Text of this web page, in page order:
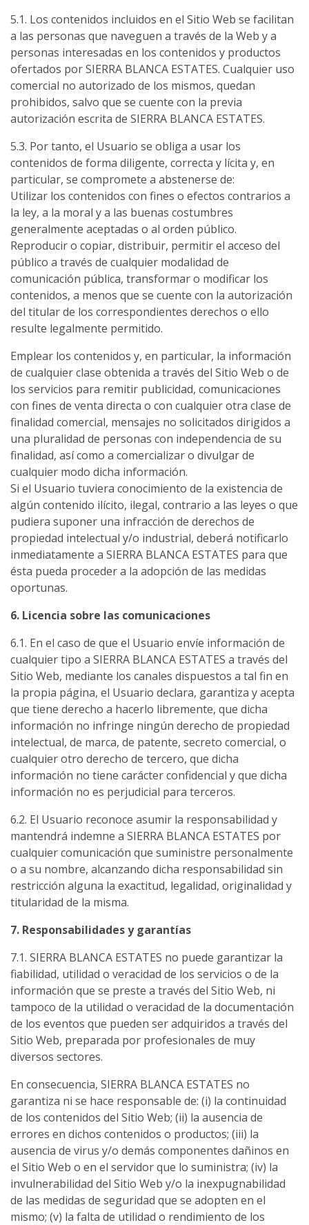
5.1. Los contenidos incluidos en el Sitio Web se facilitan
a las personas que naveguen a través de la Web y a
personas interesadas en los contenidos y productos
ofertados por SIERRA BLANCA ESTATES. Cualquier uso
comercial no autorizado de los mismos, quedan
prohibidos, salvo que se cuente con la previa
autorización escrita de SIERRA BLANCA ESTATES.
5.3. Por tanto, el Usuario se obliga a usar los
contenidos de forma diligente, correcta y lícita y, en
particular, se compromete a abstenerse de:
Utilizar los contenidos con fines o efectos contrarios a
la ley, a la moral y a las buenas costumbres
generalmente aceptadas o al orden público.
Reproducir o copiar, distribuir, permitir el acceso del
público a través de cualquier modalidad de
comunicación pública, transformar o modificar los
contenidos, a menos que se cuente con la autorización
del titular de los correspondientes derechos o ello
resulte legalmente permitido.
Emplear los contenidos y, en particular, la información
de cualquier clase obtenida a través del Sitio Web o de
los servicios para remitir publicidad, comunicaciones
con fines de venta directa o con cualquier otra clase de
finalidad comercial, mensajes no solicitados dirigidos a
una pluralidad de personas con independencia de su
finalidad, así como a comercializar o divulgar de
cualquier modo dicha información.
Si el Usuario tuviera conocimiento de la existencia de
algún contenido ilícito, ilegal, contrario a las leyes o que
pudiera suponer una infracción de derechos de
propiedad intelectual y/o industrial, deberá notificarlo
inmediatamente a SIERRA BLANCA ESTATES para que
ésta pueda proceder a la adopción de las medidas
oportunas.
6. Licencia sobre las comunicaciones
6.1. En el caso de que el Usuario envíe información de
cualquier tipo a SIERRA BLANCA ESTATES a través del
Sitio Web, mediante los canales dispuestos a tal fin en
la propia página, el Usuario declara, garantiza y acepta
que tiene derecho a hacerlo libremente, que dicha
información no infringe ningún derecho de propiedad
intelectual, de marca, de patente, secreto comercial, o
cualquier otro derecho de tercero, que dicha
información no tiene carácter confidencial y que dicha
información no es perjudicial para terceros.
6.2. El Usuario reconoce asumir la responsabilidad y
mantendrá indemne a SIERRA BLANCA ESTATES por
cualquier comunicación que suministre personalmente
o a su nombre, alcanzando dicha responsabilidad sin
restricción alguna la exactitud, legalidad, originalidad y
titularidad de la misma.
7. Responsabilidades y garantías
7.1. SIERRA BLANCA ESTATES no puede garantizar la
fiabilidad, utilidad o veracidad de los servicios o de la
información que se preste a través del Sitio Web, ni
tampoco de la utilidad o veracidad de la documentación
de los eventos que pueden ser adquiridos a través del
Sitio Web, preparada por profesionales de muy
diversos sectores.
En consecuencia, SIERRA BLANCA ESTATES no
garantiza ni se hace responsable de: (i) la continuidad
de los contenidos del Sitio Web; (ii) la ausencia de
errores en dichos contenidos o productos; (iii) la
ausencia de virus y/o demás componentes dañinos en
el Sitio Web o en el servidor que lo suministra; (iv) la
invulnerabilidad del Sitio Web y/o la inexpugnabilidad
de las medidas de seguridad que se adopten en el
mismo; (v) la falta de utilidad o rendimiento de los